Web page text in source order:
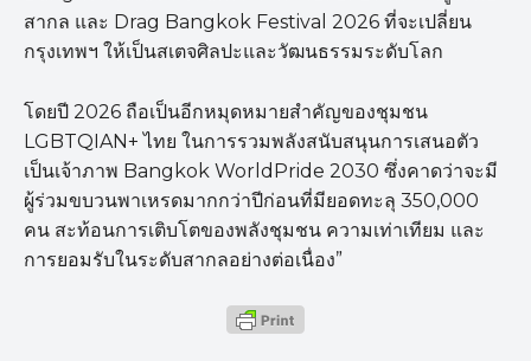
สากล และ Drag Bangkok Festival 2026 ที่จะเปลี่ยน
กรุงเทพฯ ให้เป็นสเตจศิลปะและวัฒนธรรมระดับโลก
โดยปี 2026 ถือเป็นอีกหมุดหมายสำคัญของชุมชน
LGBTQIAN+ ไทย ในการรวมพลังสนับสนุนการเสนอตัว
เป็นเจ้าภาพ Bangkok WorldPride 2030 ซึ่งคาดว่าจะมี
ผู้ร่วมขบวนพาเหรดมากกว่าปีก่อนที่มียอดทะลุ 350,000
คน สะท้อนการเติบโตของพลังชุมชน ความเท่าเทียม และ
การยอมรับในระดับสากลอย่างต่อเนื่อง”